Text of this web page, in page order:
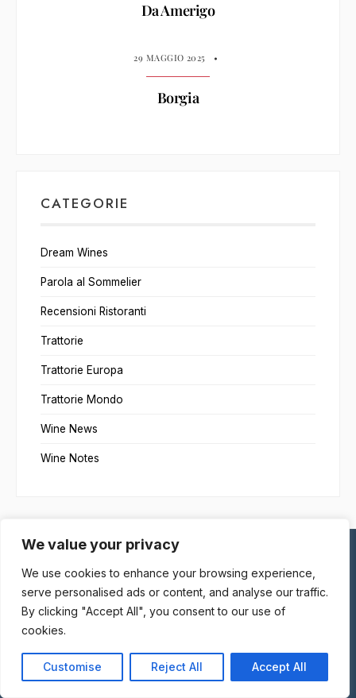
We value your privacy
We use cookies to enhance your browsing experience,
serve personalised ads or content, and analyse our traffic.
By clicking "Accept All", you consent to our use of
cookies.
Customise Reject All Accept All
Da Amerigo
29 MAGGIO 2025 •
Borgia
CATEGORIE
Dream Wines
Parola al Sommelier
Recensioni Ristoranti
Trattorie
Trattorie Europa
Trattorie Mondo
Wine News
Wine Notes
PASSIONEGOURMET.IT
“Gentili Signore, Cari Signori! Quello di cui vi parleremo sarà
l’emotività e la verità che rimarrà sulla tavola prima che ci portino
che la bottiglia sia vuota. Ciò che leggerete sarà il frutto maturato
dalla pianta della passione che questi giovani hanno coltivato per